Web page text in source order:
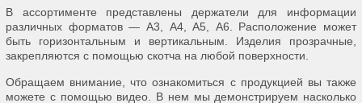
В ассортименте представлены держатели для информации
различных форматов — А3, А4, А5, А6. Расположение может
быть горизонтальным и вертикальным. Изделия прозрачные,
закрепляются с помощью скотча на любой поверхности.
Обращаем внимание, что ознакомиться с продукцией вы также
можете с помощью видео. В нем мы демонстрируем насколько